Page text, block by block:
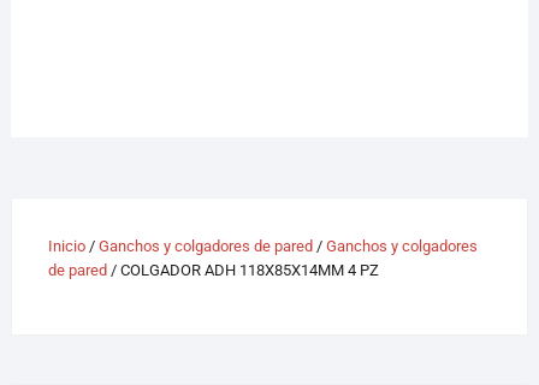
Inicio/ Ganchos y colgadores de pared / Ganchos y colgadores
de pared / COLGADOR ADH 118X85X14MM 4 PZ